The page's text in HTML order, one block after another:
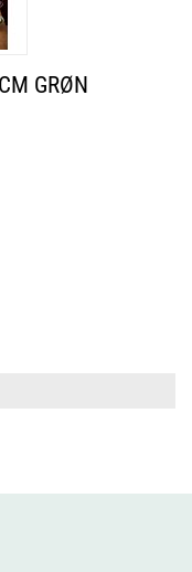
GRØN